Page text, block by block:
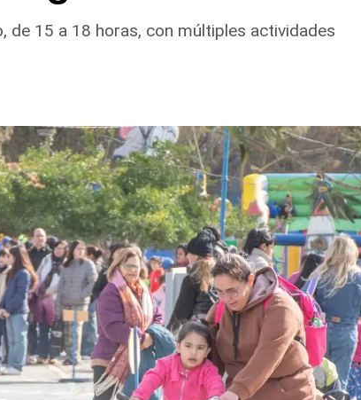
de 15 a 18 horas, con múltiples actividades